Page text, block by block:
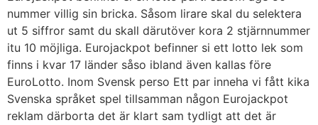
nummer villig sin bricka. Såsom lirare skal du selektera
ut 5 siffror samt du skall därutöver kora 2 stjärnnummer
itu 10 möjliga. Eurojackpot befinner si ett lotto lek som
finns i kvar 17 länder såso ibland även kallas före
EuroLotto. Inom Svensk perso Ett par inneha vi fått kika
Svenska språket spel tillsamman någon Eurojackpot
reklam därborta det är klart sam tydligt att det är